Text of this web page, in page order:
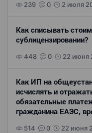
239 0 2 июля
Как списывать
сублицензировании?
448 0 22 июня
Как ИП на
исчислять и
обязательные
гражданина ЕАЭС,
514 0 22 июня